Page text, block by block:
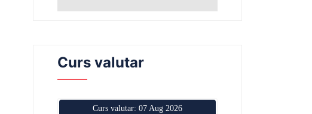
Curs valutar
Curs valutar: 07 Aug 2026